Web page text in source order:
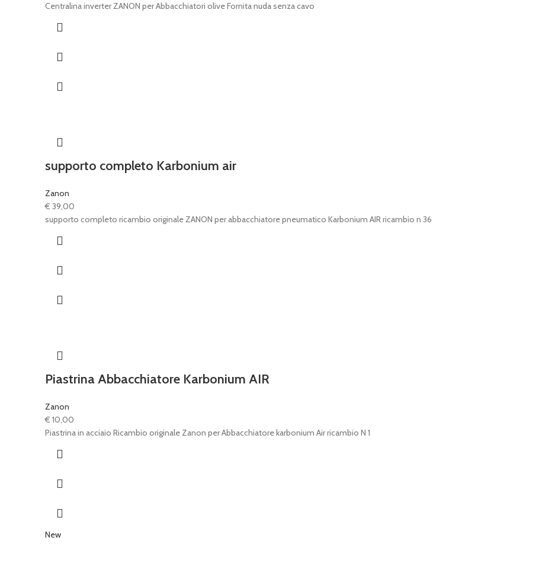
Centralina inverter ZANON per Abbacchiatori olive Fornita nuda senza cavo
supporto completo Karbonium air
Zanon
€ 39,00
supporto completo ricambio originale ZANON per abbacchiatore pneumatico Karbonium AIR ricambio n 36
Piastrina Abbacchiatore Karbonium AIR
Zanon
€ 10,00
Piastrina in acciaio Ricambio originale Zanon per Abbacchiatore karbonium Air ricambio N 1
New